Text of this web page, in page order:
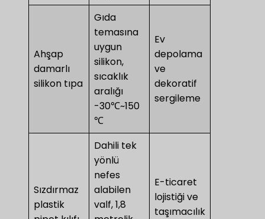
Ahşap
damarlı
silikon tıpa
Gıda
temasına
uygun
silikon,
sıcaklık
aralığı
-30℃~150
℃
Ev
depolama
ve
dekoratif
sergileme
Sızdırmaz
plastik
Dahili tek
yönlü
nefes
alabilen
valf, 1,8
E-ticaret
lojistiği ve
taşımacılık